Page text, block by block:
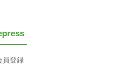
員登録